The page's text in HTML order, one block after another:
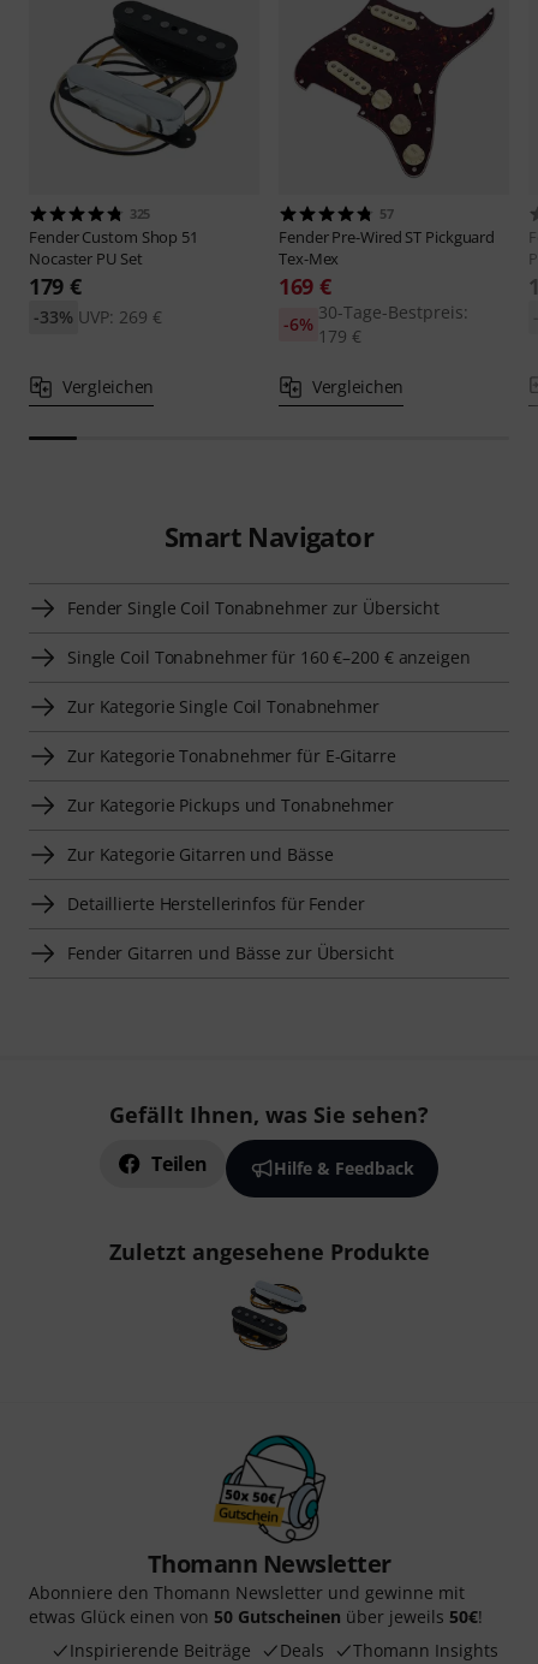
325
FenderCustom Shop 51
Nocaster PU Set
179 €
UVP: 269 €
-33%
Vergleichen
57
FenderPre-Wired ST Pickguard
Tex-Mex
169 €
30-Tage-Bestpreis:
179 €
-6%
Vergleichen
Smart Navigator
Fender Single Coil Tonabnehmer zur Übersicht
Single Coil Tonabnehmer für 160 €–200 € anzeigen
Zur Kategorie Single Coil Tonabnehmer
Zur Kategorie Tonabnehmer für E-Gitarre
Zur Kategorie Pickups und Tonabnehmer
Zur Kategorie Gitarren und Bässe
Detaillierte Herstellerinfos für Fender
Fender Gitarren und Bässe zur Übersicht
Gefällt Ihnen, was Sie sehen?
Teilen Hilfe & Feedback
Zuletzt angesehene Produkte
Thomann Newsletter
Abonniere den Thomann Newsletter und gewinne mit
etwas Glück einen von 50 Gutscheinen über jeweils 50€!
Inspirierende Beiträge
Deals Thomann Insights